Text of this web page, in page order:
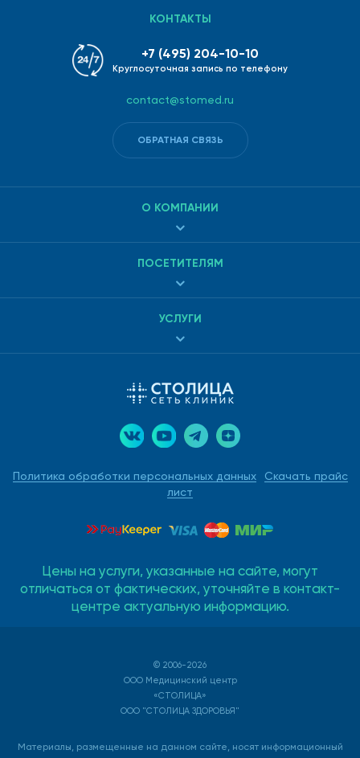
Политика обработки персональных данных
Скачать прайс
лист
О КОМПАНИИ
ПОСЕТИТЕЛЯМ
УСЛУГИ
КОНТАКТЫ
+7 (495) 204-10-10
Круглосуточная запись по телефону
contact@stomed.ru
ОБРАТНАЯ СВЯЗЬ
Цены на услуги, указанные на сайте, могут
отличаться от фактических, уточняйте в контакт-
центре актуальную информацию.
© 2006-2026
ООО Медицинский центр
«СТОЛИЦА»
ООО "СТОЛИЦА ЗДОРОВЬЯ"
Материалы, размещенные на данном сайте, носят информационный